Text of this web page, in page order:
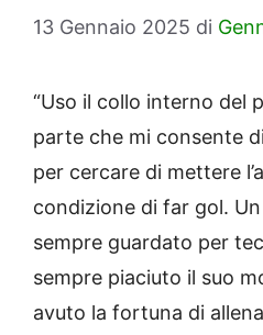
13 Gennaio 2025 di
“Uso il collo interno del
parte che mi consente
per cercare di mettere
condizione di far gol.
sempre guardato per
sempre piaciuto il suo
avuto la fortuna di